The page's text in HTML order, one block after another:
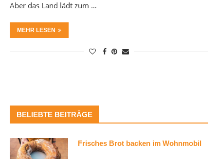
Aber das Land lädt zum …
MEHR LESEN
BELIEBTE BEITRÄGE
Frisches Brot backen im Wohnmobil